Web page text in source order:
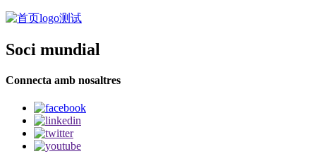
Soci mundial
Connecta amb nosaltres